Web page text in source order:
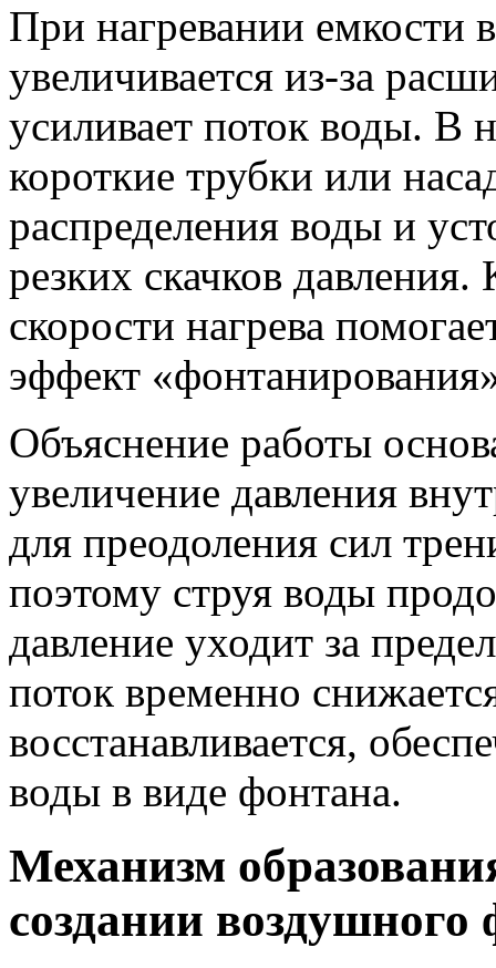
При нагревании емкости
увеличивается из-за
усиливает поток воды. В
короткие трубки или
распределения воды и
резких скачков
скорости нагрева
эффект
Объяснение работы
увеличение давления
для преодоления сил
поэтому струя воды
давление уходит за
поток временно
восстанавливается,
воды в виде фонтана.
Механизм
создании воздушного